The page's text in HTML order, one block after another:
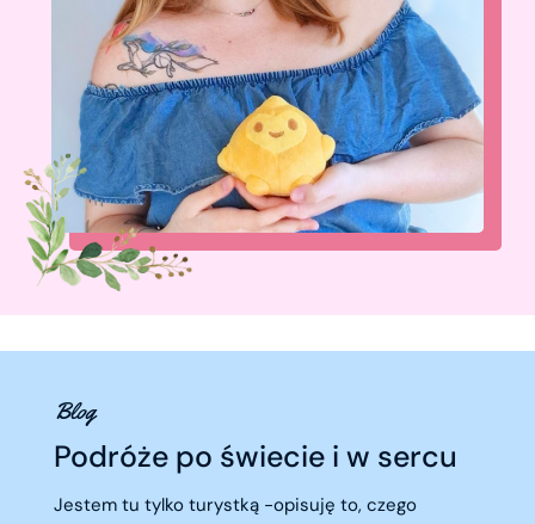
Blog
Podróże po świecie i w sercu
Jestem tu tylko turystką -opisuję to, czego